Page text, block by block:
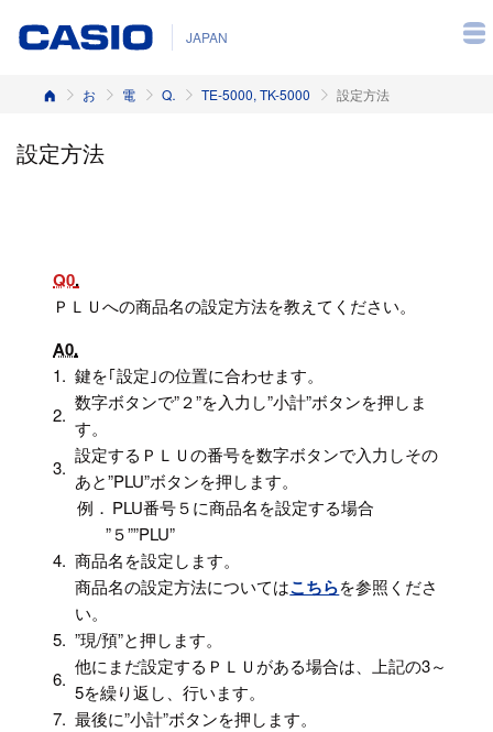
JAPAN
ホーム お客様サポート 電子レジスター Q&A（よくある質問と答え） TE-5000, TK-5000 設定方法
設定方法
Q0
ＰＬＵへの商品名の設定方法を教えてください。
A0
1. 鍵を｢設定｣の位置に合わせます。
2.
数字ボタンで”２”を入力し”小計”ボタンを押しま
す。
3.
設定するＰＬＵの番号を数字ボタンで入力しその
あと”PLU”ボタンを押します。
例． PLU番号５に商品名を設定する場合
”５””PLU”
4. 商品名を設定します。
商品名の設定方法についてはこちらを参照くださ
い。
5. ”現/預”と押します。
6.
他にまだ設定するＰＬＵがある場合は、上記の3～
5を繰り返し、行います。
7. 最後に”小計”ボタンを押します。